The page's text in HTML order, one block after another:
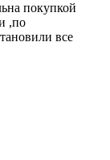
покупкой
,по
все